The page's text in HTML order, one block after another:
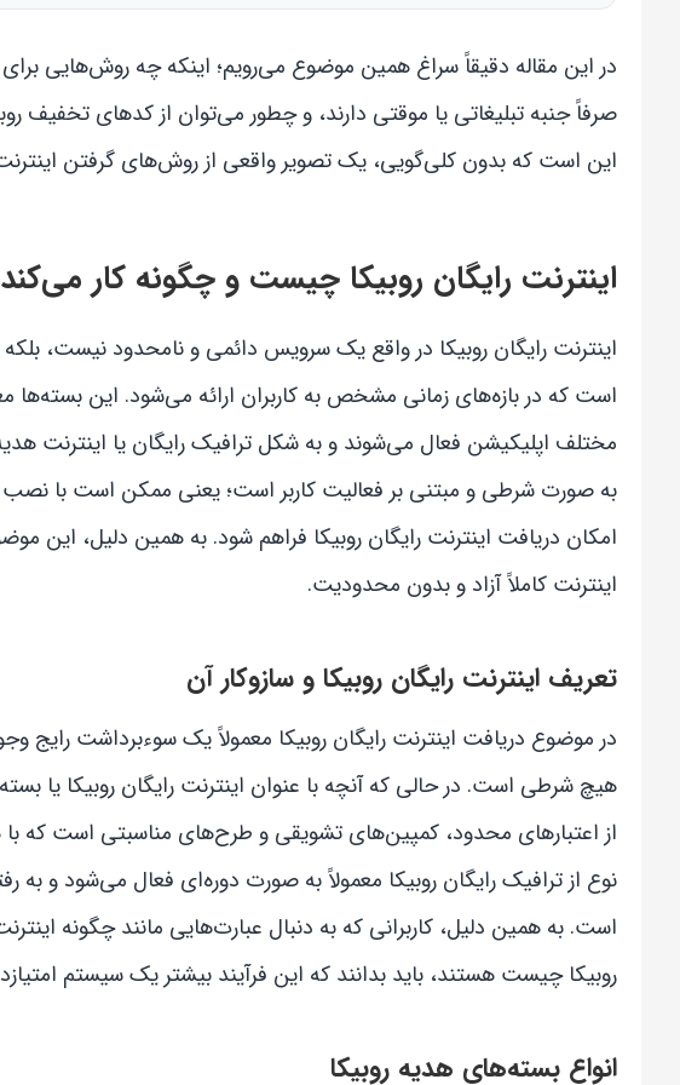
در این مقاله دقیقاً سراغ همین موضوع می‌رویم؛ اینکه چه روش‌هایی برای
صرفاً جنبه تبلیغاتی یا موقتی دارند، و چطور می‌توان از کدهای تخفیف
این است که بدون کلی‌گویی، یک تصویر واقعی از روش‌های گرفتن اینترنت
اینترنت رایگان روبیکا چیست و چگونه کار
اینترنت رایگان روبیکا در واقع یک سرویس دائمی و نامحدود نیست،
است که در بازه‌های زمانی مشخص به کاربران ارائه می‌شود. این بسته‌ها
مختلف اپلیکیشن فعال می‌شوند و به شکل ترافیک رایگان یا اینترنت هدیه
به صورت شرطی و مبتنی بر فعالیت کاربر است؛ یعنی ممکن است با
امکان دریافت اینترنت رایگان روبیکا فراهم شود. به همین دلیل،
اینترنت کاملاً آزاد و بدون محدودیت.
تعریف اینترنت رایگان روبیکا و سازوکار آن
در موضوع دریافت اینترنت رایگان روبیکا معمولاً یک سوءبرداشت رایج
هیچ شرطی است. در حالی که آنچه با عنوان اینترنت رایگان روبیکا یا
از اعتبارهای محدود، کمپین‌های تشویقی و طرح‌های مناسبتی است که با
نوع از ترافیک رایگان روبیکا معمولاً به صورت دوره‌ای فعال می‌شود و به
است. به همین دلیل، کاربرانی که به دنبال عبارت‌هایی مانند چگونه
روبیکا چیست هستند، باید بدانند که این فرآیند بیشتر یک سیستم
انواع بسته‌های هدیه روبیکا